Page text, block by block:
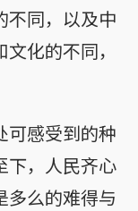
不同，以及中
化的不同，
可感受到的种
下，人民齐心
多么的难得与